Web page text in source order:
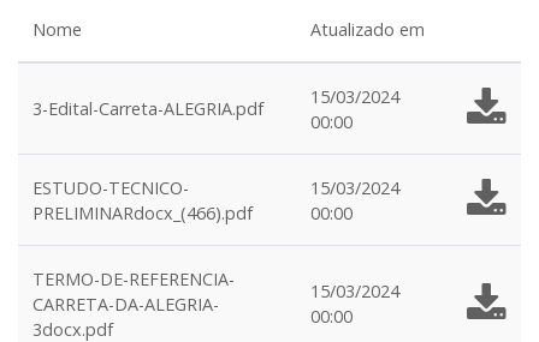
Nome Atualizado em
3-Edital-Carreta-ALEGRIA.pdf
15/03/2024
00:00
ESTUDO-TECNICO-
PRELIMINARdocx_(466).pdf
15/03/2024
00:00
TERMO-DE-REFERENCIA-
CARRETA-DA-ALEGRIA-
3docx.pdf
15/03/2024
00:00